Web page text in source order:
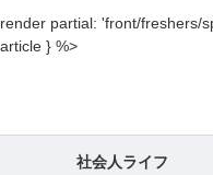
render partial: 'front/freshers/
article } %>
社会人ライフ